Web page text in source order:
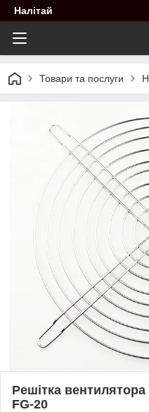
Налітай
Товари та послуги
Решітка
FG-20